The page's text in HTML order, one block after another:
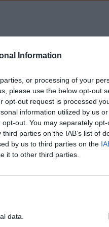
Information
or processing of your
please use the below opt-out
opt-out request is processed
information utilized by us
out. You may separately
parties on the IAB’s list of
by us to third parties on the
it to other third parties.
data.